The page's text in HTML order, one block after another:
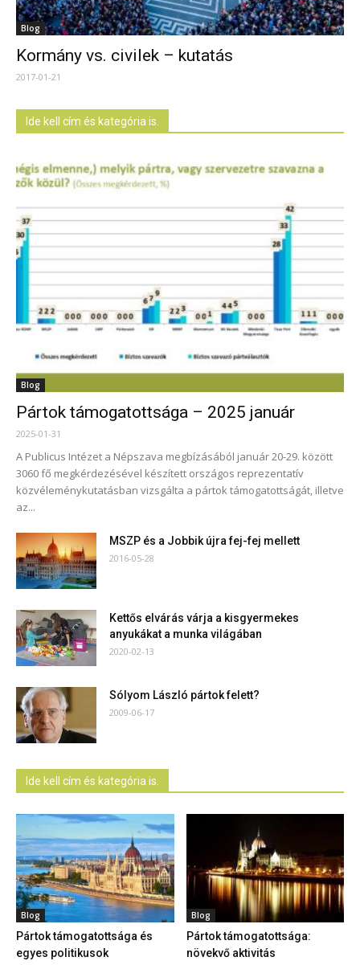
Blog
Kormány vs. civilek – kutatás
2017-01-21
Ide kell cím és kategória is.
Blog
Pártok támogatottsága – 2025 január
2025-01-31
A Publicus Intézet a Népszava megbízásából január 20-29. között
3060 fő megkérdezésével készített országos reprezentatív
közvéleménykutatásban vizsgálta a pártok támogatottságát, illetve
az...
MSZP és a Jobbik újra fej-fej mellett
2016-05-28
Kettős elvárás várja a kisgyermekes
anyukákat a munka világában
2020-02-13
Sólyom László pártok felett?
2009-06-17
Ide kell cím és kategória is.
Blog
Pártok támogatottsága és
egyes politikusok
Blog
Pártok támogatottsága:
növekvő aktivitás